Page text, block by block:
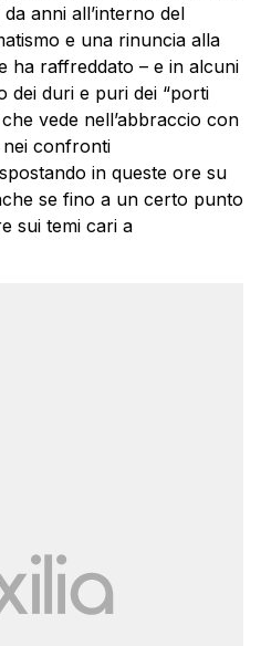
anni all’interno del
e una rinuncia alla
ha raffreddato – e in alcuni
dei duri e puri dei “porti
vede nell’abbraccio con
nei confronti
in queste ore su
se fino a un certo punto
sui temi cari a